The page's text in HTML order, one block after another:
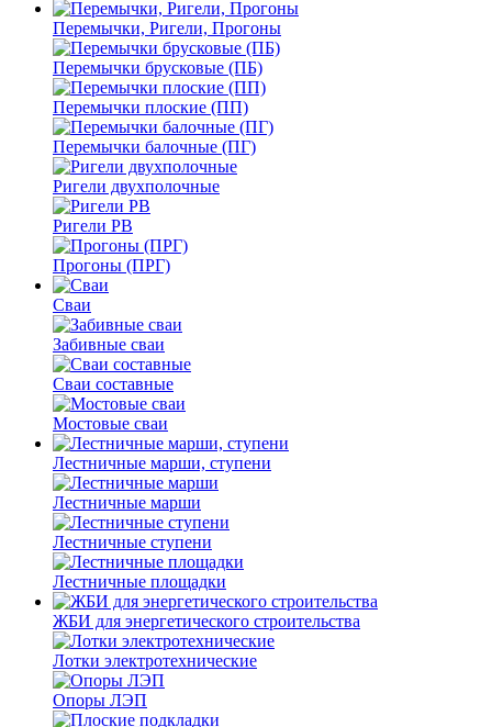
Перемычки, Ригели, Прогоны
Перемычки брусковые (ПБ)
Перемычки плоские (ПП)
Перемычки балочные (ПГ)
Ригели двухполочные
Ригели РВ
Прогоны (ПРГ)
Сваи
Забивные сваи
Сваи составные
Мостовые сваи
Лестничные марши, ступени
Лестничные марши
Лестничные ступени
Лестничные площадки
ЖБИ для энергетического строительства
Лотки электротехнические
Опоры ЛЭП